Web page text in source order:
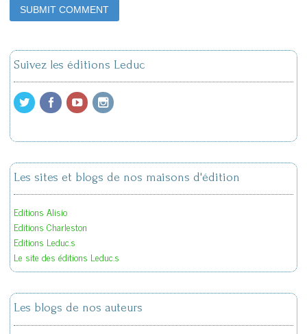
Suivez les éditions Leduc
Les sites et blogs de nos maisons d'édition
Editions Alisio
Editions Charleston
Editions Leduc.s
Le site des éditions Leduc.s
Les blogs de nos auteurs